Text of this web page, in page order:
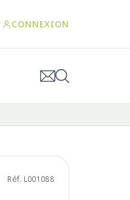
CONNEXION
Réf. L001088